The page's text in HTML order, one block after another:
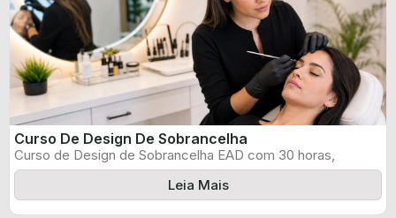
Curso De Design De Sobrancelha
Curso de Design de Sobrancelha EAD com 30 horas,
certificado informado pelo produtor ...
Leia Mais